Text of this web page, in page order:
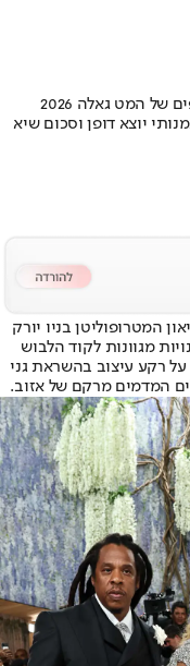
המט גאלה 2026
יוצא דופן וסכום שיא
המטרופוליטן בניו יורק
מגוונות לקוד הלבוש
רקע עיצוב בהשראת גני
המדמים מרקם של אזוב.